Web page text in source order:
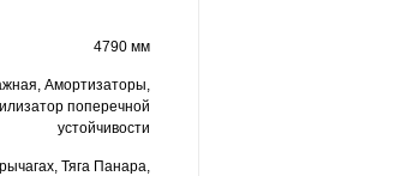
4790 мм
Амортизаторы,
поперечной
устойчивости
Тяга Панара,